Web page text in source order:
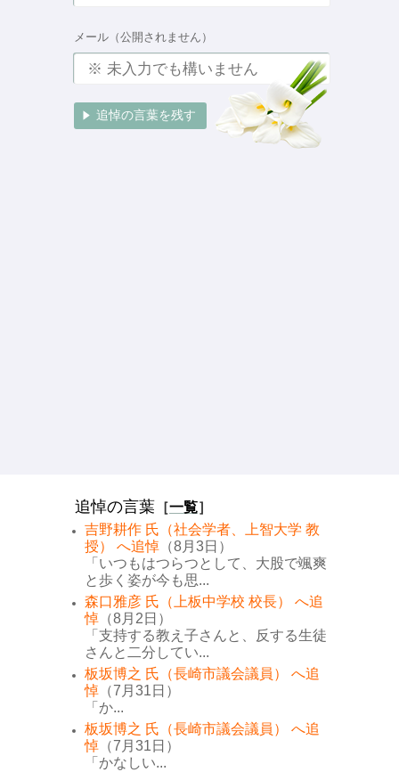
メール（公開されません）
追悼の言葉 ［一覧］
吉野耕作 氏（社会学者、上智大学 教
授） へ追悼 （8月3日）
「いつもはつらつとして、大股で颯爽
と歩く姿が今も思...
森口雅彦 氏（上板中学校 校長） へ追
悼 （8月2日）
「支持する教え子さんと、反する生徒
さんと二分してい...
板坂博之 氏（長崎市議会議員） へ追
悼 （7月31日）
「か...
板坂博之 氏（長崎市議会議員） へ追
悼 （7月31日）
「かなしい...